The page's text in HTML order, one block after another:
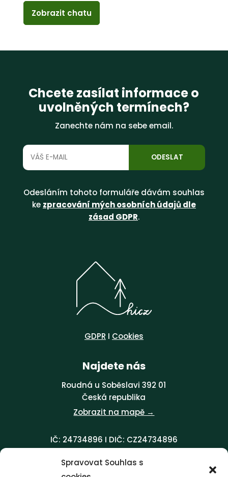
Spravovat Souhlas s
Zobrazit chatu
Chcete zasílat informace o
uvolněných termínech?
Zanechte nám na sebe email.
Odesláním tohoto formuláře dávám souhlas
ke zpracování mých osobních údajů dle
zásad GDPR.
GDPR I Cookies
Najdete nás
Roudná u Soběslavi 392 01
Česká republika
Zobrazit na mapě →
IČ: 24734896 I DIČ: CZ24734896
Kontakt